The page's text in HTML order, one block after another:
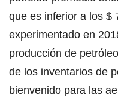
que es inferior a los $
experimentado en
producción de
de los inventarios de
bienvenido para las